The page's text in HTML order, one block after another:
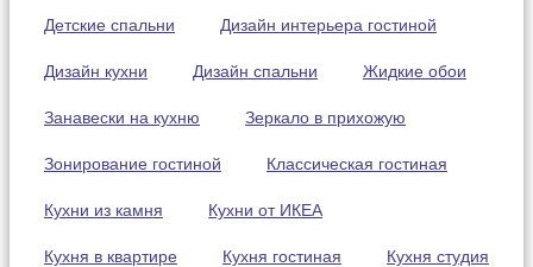
Детские спальни Дизайн интерьера гостиной
Дизайн кухни Дизайн спальни Жидкие обои
Занавески на кухню Зеркало в прихожую
Зонирование гостиной Классическая гостиная
Кухни из камня Кухни от ИКЕА
Кухня в квартире Кухня гостиная Кухня студия